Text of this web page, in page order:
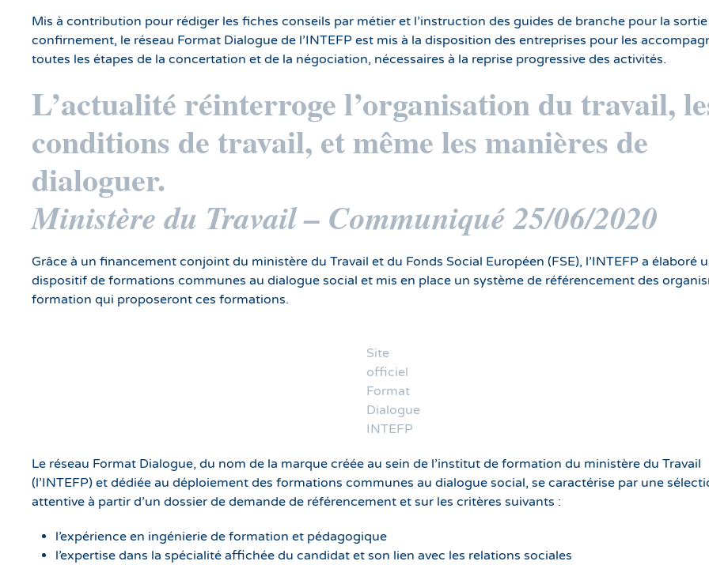
Mis à contribution pour rédiger les fiches conseils par métier et l’instruction des guides de branche pour la
confirnement, le réseau Format Dialogue de l’INTEFP est mis à la disposition des entreprises pour les
toutes les étapes de la concertation et de la négociation, nécessaires à la reprise progressive des activités.
L’actualité réinterroge l’organisation du travail,
conditions de travail, et même les manières de
dialoguer.
Ministère du Travail – Communiqué 25/06/2020
Grâce à un financement conjoint du ministère du Travail et du Fonds Social Européen (FSE), l’INTEFP a élaboré
dispositif de formations communes au dialogue social et mis en place un système de référencement des
formation qui proposeront ces formations.
Site
officiel
Format
Dialogue
INTEFP
Le réseau Format Dialogue, du nom de la marque créée au sein de l’institut de formation du ministère du Travail
(l’INTEFP) et dédiée au déploiement des formations communes au dialogue social, se caractérise par une
attentive à partir d’un dossier de demande de référencement et sur les critères suivants :
l’expérience en ingénierie de formation et pédagogique
l’expertise dans la spécialité affichée du candidat et son lien avec les relations sociales